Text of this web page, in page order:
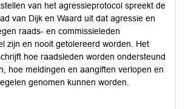
van het agressieprotocol spreekt de
van Dijk en Waard uit dat agressie en
raads- en commissieleden
zijn en nooit getolereerd worden. Het
hoe raadsleden worden ondersteund
hoe meldingen en aangiften verlopen en
genomen kunnen worden.